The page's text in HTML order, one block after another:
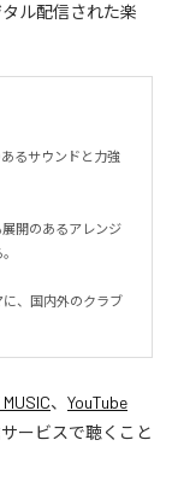
タル配信された楽
あるサウンドと力強
開のあるアレンジ
、国内外のクラブ
、 YouTube
ービスで聴くこと